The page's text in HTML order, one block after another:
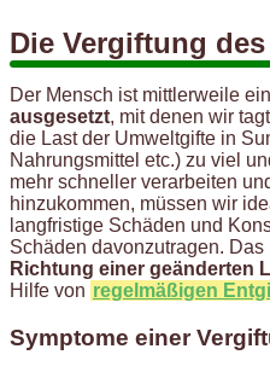
Die Vergiftung
Der Mensch ist mittlerweile
ausgesetzt, mit denen wir
die Last der Umweltgifte in
Nahrungsmittel etc.) zu viel
mehr schneller verarbeiten
hinzukommen, müssen wir
langfristige Schäden und
Schäden davonzutragen. Das
Richtung einer geänderten
Hilfe von regelmäßigen
Symptome einer